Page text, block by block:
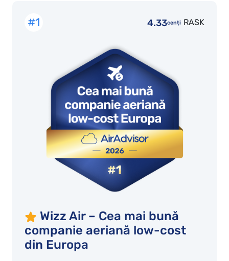
#1
Wizz Air – Cea mai bună
companie aeriană low-cost
din Europa
4.33cenți RASK